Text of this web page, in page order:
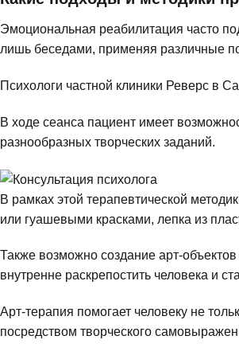
Эмоциональная реабилитация часто
лишь беседами, применяя различные
Психологи частной клиники Реверс в
В ходе сеанса пациент имеет
разнообразных творческих заданий.
В рамках этой терапевтической
или гуашевыми красками, лепка из
Также возможно создание арт-
внутренне раскрепостить человека и
Арт-терапия помогает человеку не
посредством творческого